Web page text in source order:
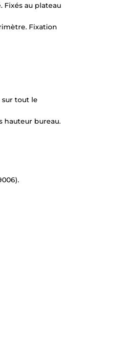
Fixés au plateau
Fixation
sur tout le
hauteur bureau.